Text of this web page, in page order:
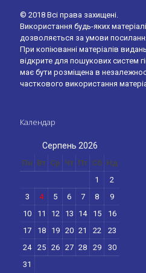
© 2018 Всі права захищені.
Використання будь-яких
дозволяється за умови
При копіюванні матеріалів
відкрите для пошукових систем
має бути розміщена в
часткового використання
Календар
Серпень 2026
Пн Вт Ср Чт Пт Сб Нд
1
2
3
4 5 6 7 8
9
10
11 12 13 14 15
16
17
18 19 20 21 22
23
24
25 26 27 28 29
30
31